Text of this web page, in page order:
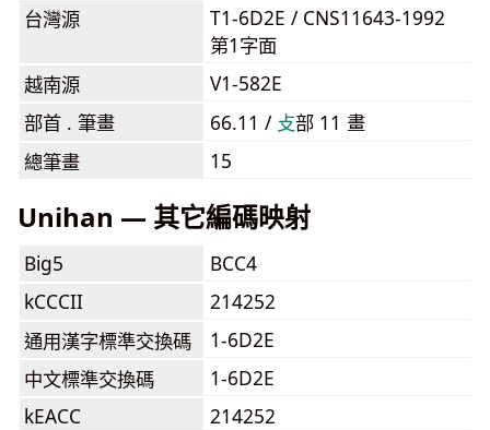
台灣源
T1-6D2E / CNS11643-1992
第1字面
越南源
V1-582E
部首 . 筆畫
66.11 / ⽁部 11 畫
總筆畫
15
Unihan — 其它編碼映射
Big5
BCC4
kCCCII
214252
通用漢字標準交換碼
1-6D2E
中文標準交換碼
1-6D2E
kEACC
214252